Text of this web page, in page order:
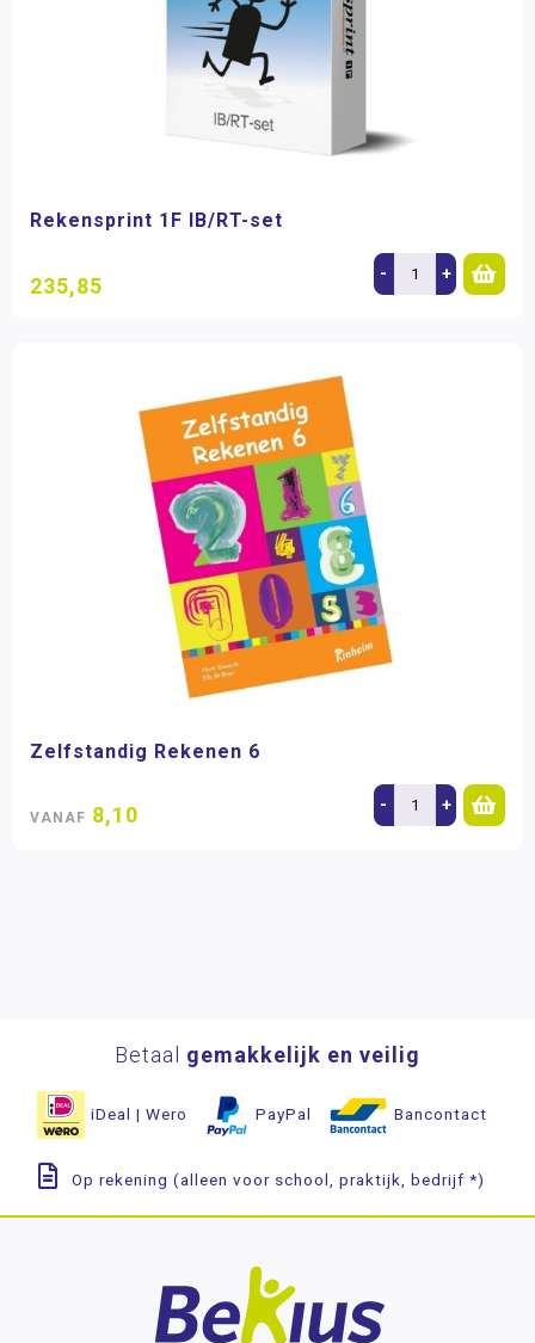
Rekensprint 1F IB/RT-set
235,85 - +
Zelfstandig Rekenen 6
VANAF 8,10 - +
Betaal gemakkelijk en veilig
iDeal | Wero PayPal Bancontact
Op rekening (alleen voor school, praktijk, bedrijf *)